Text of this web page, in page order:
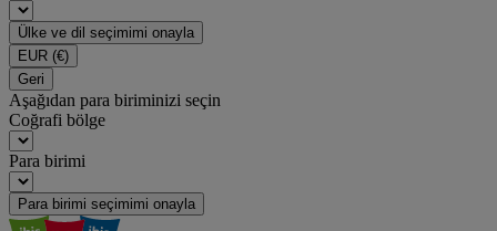
Ülke ve dil seçimimi onayla
EUR (€)
Geri
Aşağıdan para biriminizi seçin
Coğrafi bölge
Para birimi
Para birimi seçimimi onayla